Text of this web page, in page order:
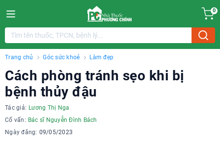
0
Trang chủ Góc sức khoẻ Làm đẹp
Cách phòng tránh sẹo khi bị
bệnh thủy đậu
Tác giả: Lương Thị Nga
Cố vấn: Bác sĩ Nguyễn Đình Bách
Ngày đăng: 09/05/2023